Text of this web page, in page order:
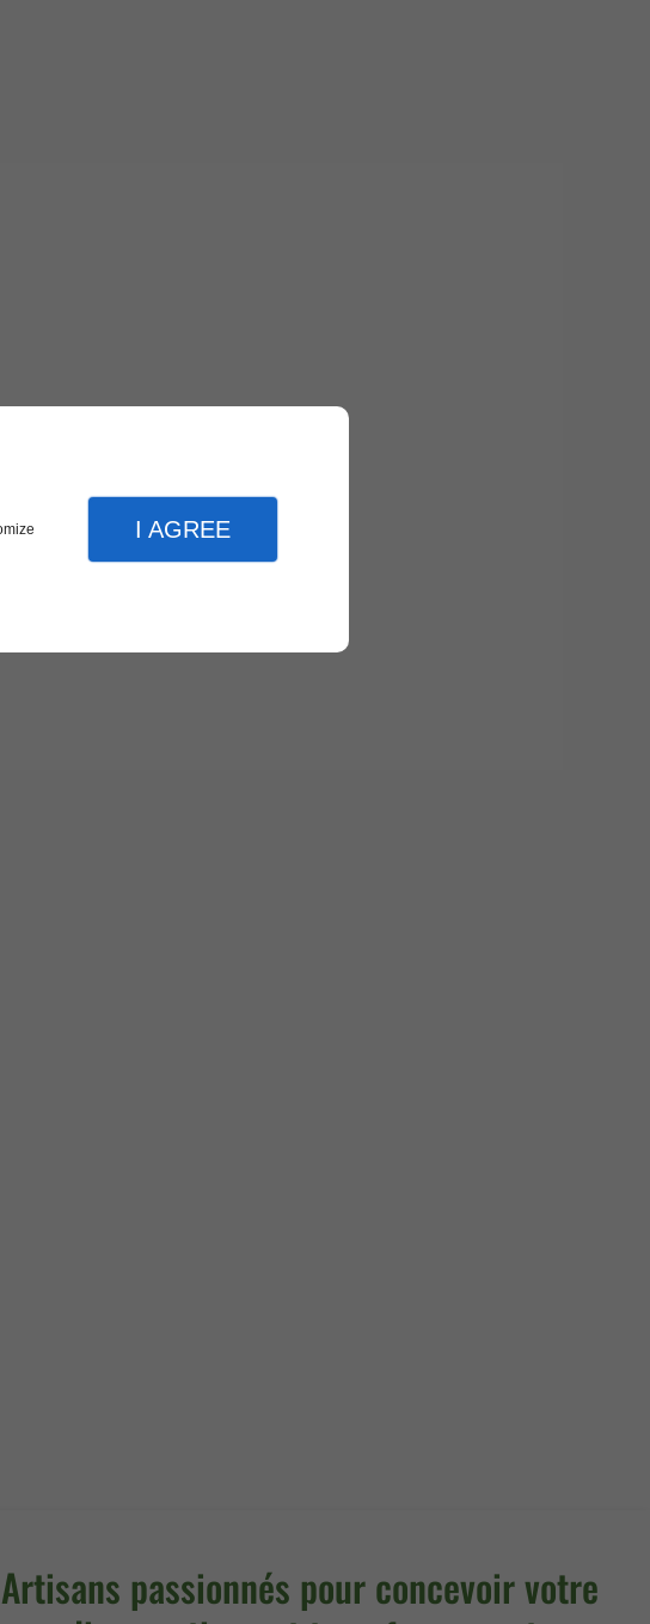
I AGREE
Artisans passionnés pour concevoir votre